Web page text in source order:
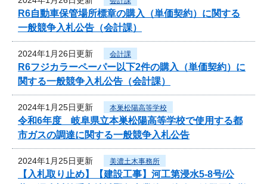
R6自動車保管場所標章の購入（単価契約）に関する
一般競争入札公告（会計課）
2024年1月26日更新 会計課
R6フジカラーペーパー以下2件の購入（単価契約）に
関する一般競争入札公告（会計課）
2024年1月25日更新 本巣松陽高等学校
令和6年度 岐阜県立本巣松陽高等学校で使用する都
市ガスの調達に関する一般競争入札公告
2024年1月25日更新 美濃土木事務所
【入札取り止め】【建設工事】河工第浸水5-8号/公